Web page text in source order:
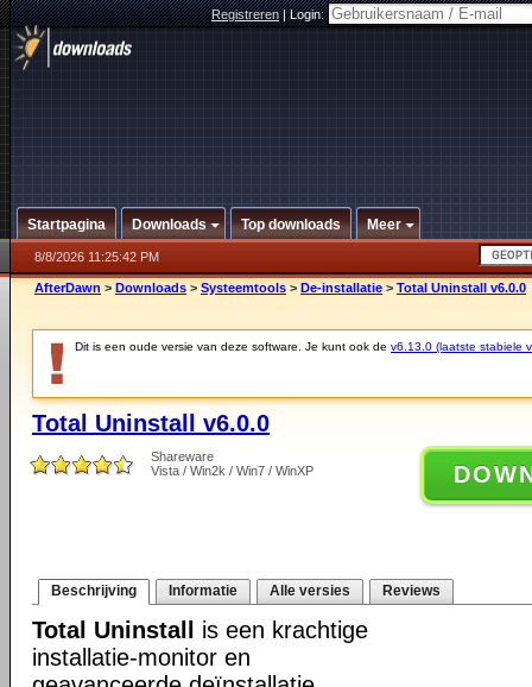
Registreren|Login:
Startpagina Downloads Top downloads Meer
8/8/2026 11:25:42 PM
AfterDawn > Downloads > Systeemtools > De-installatie > Total Uninstall v6.0.0
Dit is een oude versie van deze software. Je kunt ook de v6.13.0 (laatste stabiele
Total Uninstall v6.0.0
Shareware
Vista / Win2k / Win7 / WinXP
Beschrijving Informatie Alle versies Reviews
Total Uninstall
is een krachtige
installatie-monitor en